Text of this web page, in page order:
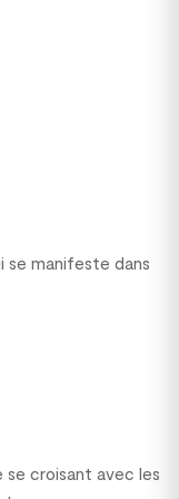
se manifeste dans
croisant avec les